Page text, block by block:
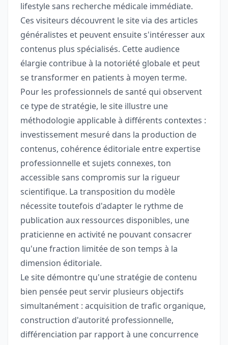
lifestyle sans recherche médicale immédiate.
Ces visiteurs découvrent le site via des articles
généralistes et peuvent ensuite s'intéresser aux
contenus plus spécialisés. Cette audience
élargie contribue à la notoriété globale et peut
se transformer en patients à moyen terme.
Pour les professionnels de santé qui observent
ce type de stratégie, le site illustre une
méthodologie applicable à différents contextes :
investissement mesuré dans la production de
contenus, cohérence éditoriale entre expertise
professionnelle et sujets connexes, ton
accessible sans compromis sur la rigueur
scientifique. La transposition du modèle
nécessite toutefois d'adapter le rythme de
publication aux ressources disponibles, une
praticienne en activité ne pouvant consacrer
qu'une fraction limitée de son temps à la
dimension éditoriale.
Le site démontre qu'une stratégie de contenu
bien pensée peut servir plusieurs objectifs
simultanément : acquisition de trafic organique,
construction d'autorité professionnelle,
différenciation par rapport à une concurrence